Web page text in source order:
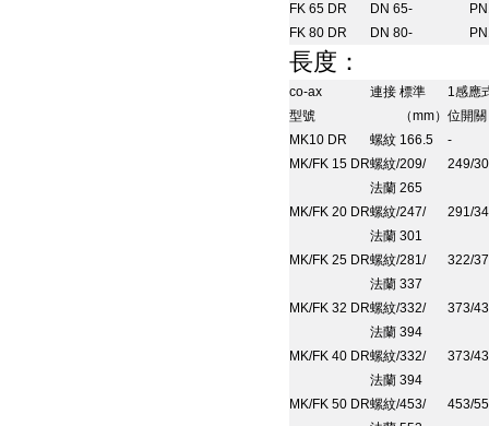
FK 65 DR
DN 65-
FK 80 DR
DN 80-
長度：
co-ax
型號
連接 標準
（mm）
1感應
位開
MK10 DR
螺紋 166.5
-
MK/FK 15 DR螺紋/
法蘭
209/
265
249/
MK/FK 20 DR螺紋/
法蘭
247/
301
291/
MK/FK 25 DR螺紋/
法蘭
281/
337
322/
MK/FK 32 DR螺紋/
法蘭
332/
394
373/
MK/FK 40 DR螺紋/
法蘭
332/
394
373/
MK/FK 50 DR螺紋/453/
453/